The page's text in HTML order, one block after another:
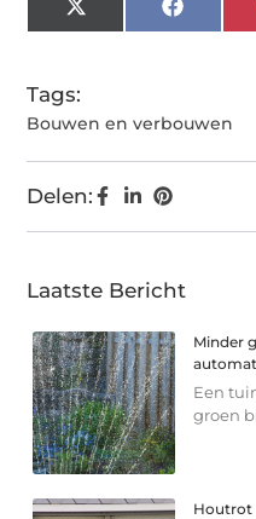
X
(Twitter)
Tags:
Bouwen en verbouwen
Delen:
Laatste Bericht
Minder
Een
groen
Houtrot